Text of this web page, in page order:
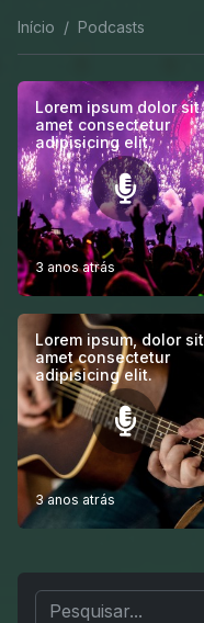
Início Podcasts
Lorem ipsum dolor sit
amet consectetur
adipisicing elit.
3 anos atrás
Lorem ipsum, dolor sit
amet consectetur
adipisicing elit.
3 anos atrás